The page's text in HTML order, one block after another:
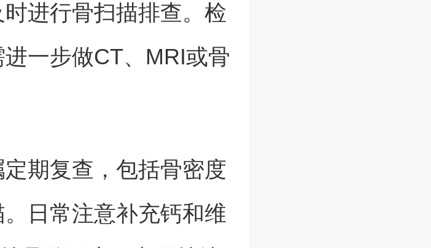
进行骨扫描排查。检
一步做CT、MRI或骨
期复查，包括骨密度
日常注意补充钙和维